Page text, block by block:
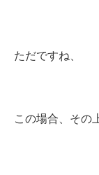
ただですね、
この場合、その